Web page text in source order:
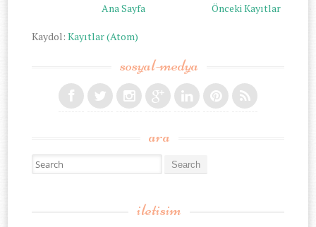
Önceki Kayıtlar
Ana Sayfa
Kaydol:Kayıtlar (Atom)
sosyal-medya
ara
Search for:
iletisim